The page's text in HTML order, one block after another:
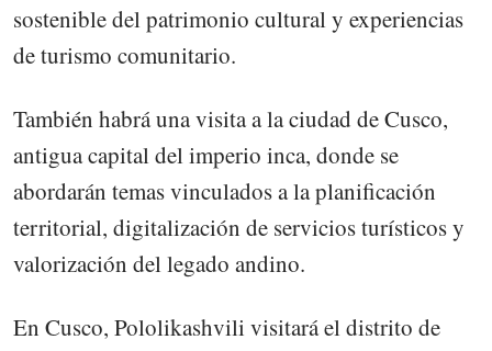
sostenible del patrimonio cultural y experiencias
de turismo comunitario.
También habrá una visita a la ciudad de Cusco,
antigua capital del imperio inca, donde se
abordarán temas vinculados a la planificación
territorial, digitalización de servicios turísticos y
valorización del legado andino.
En Cusco, Pololikashvili visitará el distrito de